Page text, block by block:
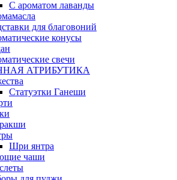
С ароматом лаванды
для благовоний
конусы
свечи
АТРИБУТИКА
Статуэтки Ганеши
Шри янтра
чаши